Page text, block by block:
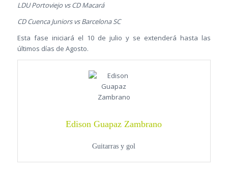
LDU Portoviejo vs CD Macará
CD Cuenca Juniors vs Barcelona SC
Esta fase iniciará el 10 de julio y se extenderá hasta las
últimos días de Agosto.
Edison Guapaz Zambrano
Guitarras y gol